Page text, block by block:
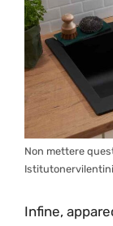
Non mettere
Infine,